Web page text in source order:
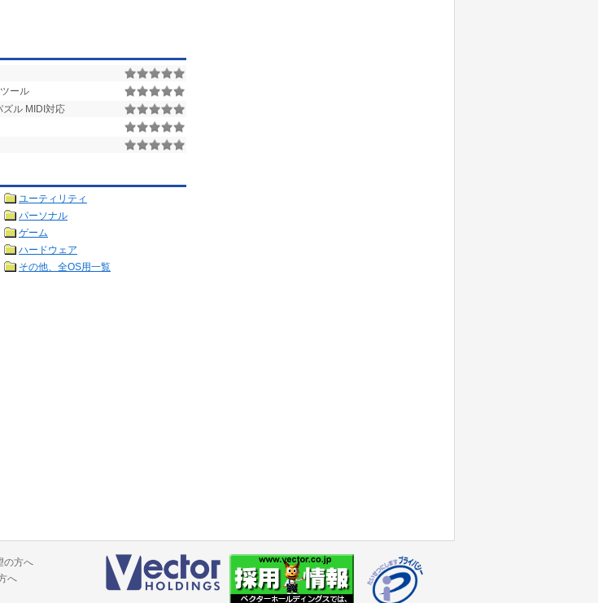
ール
ル MIDI対応
ユーティリティ
パーソナル
ゲーム
ハードウェア
その他、全OS用一覧
の方へ
へ